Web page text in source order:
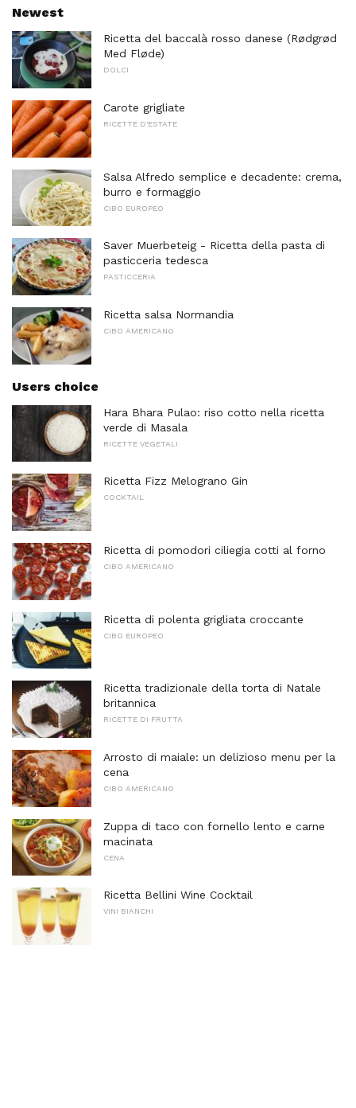
Newest
Ricetta del baccalà rosso danese (Rødgrød
Med Fløde)
DOLCI
Carote grigliate
RICETTE D'ESTATE
Salsa Alfredo semplice e decadente: crema,
burro e formaggio
CIBO EUROPEO
Saver Muerbeteig - Ricetta della pasta di
pasticceria tedesca
PASTICCERIA
Ricetta salsa Normandia
CIBO AMERICANO
Users choice
Hara Bhara Pulao: riso cotto nella ricetta
verde di Masala
RICETTE VEGETALI
Ricetta Fizz Melograno Gin
COCKTAIL
Ricetta di pomodori ciliegia cotti al forno
CIBO AMERICANO
Ricetta di polenta grigliata croccante
CIBO EUROPEO
Ricetta tradizionale della torta di Natale
britannica
RICETTE DI FRUTTA
Arrosto di maiale: un delizioso menu per la
cena
CIBO AMERICANO
Zuppa di taco con fornello lento e carne
macinata
CENA
Ricetta Bellini Wine Cocktail
VINI BIANCHI